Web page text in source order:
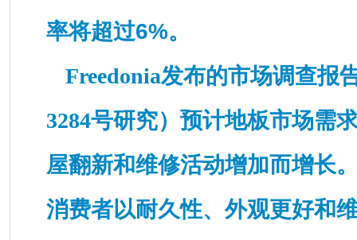
率将超过6%。
Freedonia发布的市场调查报
3284号研究）预计地板市场需
屋翻新和维修活动增加而增长
消费者以耐久性、外观更好和